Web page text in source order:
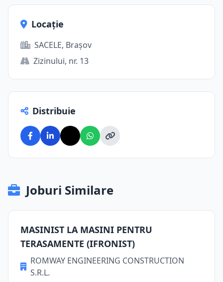
Locație
SACELE, Brașov
Zizinului, nr. 13
Distribuie
Joburi Similare
MASINIST LA MASINI PENTRU
TERASAMENTE (IFRONIST)
ROMWAY ENGINEERING CONSTRUCTION
S.R.L.